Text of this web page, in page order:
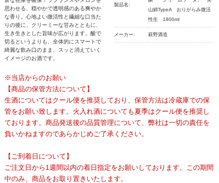
思わせる、穏やかで透明感のある爽やか
な香り。心地よい微活性と繊細な口当た
りの後に、クリーミーな甘みとともに、
生き生きとした旨味が広がります。酸で
切るというよりも、全体的にスマートで
綺麗な飲み口のまま、スッと消えていく
イメージのお酒です。
製品名:
山錦TypeA おりがらみ微活
性生 1800ml
メーカー: 萩野酒造
※当店からのお願い
【商品の保管方法について】
生酒についてはクール便を推奨しており、保管方法は冷蔵庫での保
管をお願い致します。火入れ酒についても夏季はクール便を推奨し
ております。商品発送後の品質管理について、弊社は一切の責任を
負いかねますのであらかじめご了承ください。
【ご到着日について】
ご注文日から1週間以内の着日指定をお願いしております。この期間
中のみ、商品をお取り置きいたします。